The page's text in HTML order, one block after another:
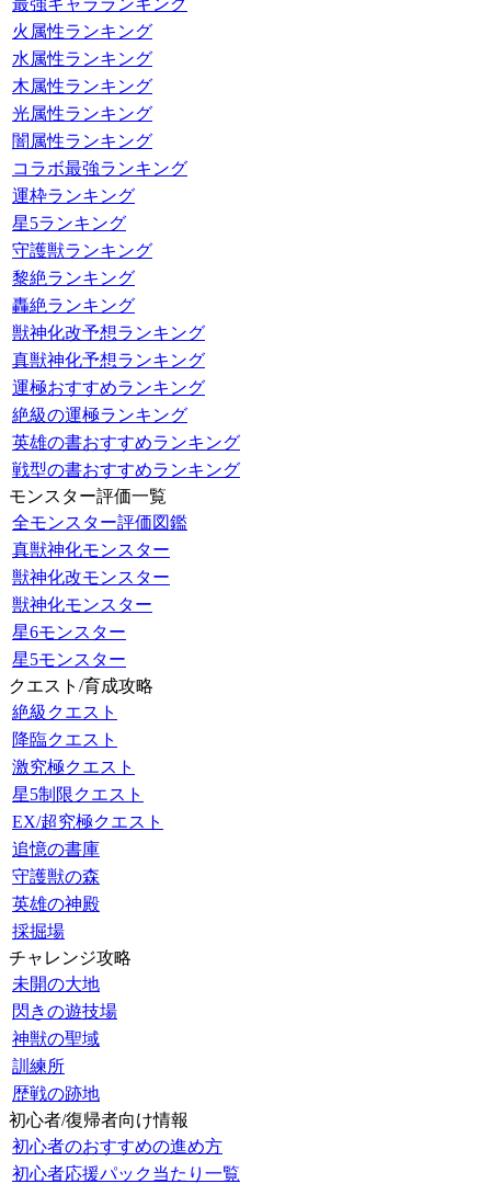
最強キャラランキング
火属性ランキング
水属性ランキング
木属性ランキング
光属性ランキング
闇属性ランキング
コラボ最強ランキング
運枠ランキング
星5ランキング
守護獣ランキング
黎絶ランキング
轟絶ランキング
獣神化改予想ランキング
真獣神化予想ランキング
運極おすすめランキング
絶級の運極ランキング
英雄の書おすすめランキング
戦型の書おすすめランキング
モンスター評価一覧
全モンスター評価図鑑
真獣神化モンスター
獣神化改モンスター
獣神化モンスター
星6モンスター
星5モンスター
クエスト/育成攻略
絶級クエスト
降臨クエスト
激究極クエスト
星5制限クエスト
EX/超究極クエスト
追憶の書庫
守護獣の森
英雄の神殿
採掘場
チャレンジ攻略
未開の大地
閃きの遊技場
神獣の聖域
訓練所
歴戦の跡地
初心者/復帰者向け情報
初心者のおすすめの進め方
初心者応援パック当たり一覧